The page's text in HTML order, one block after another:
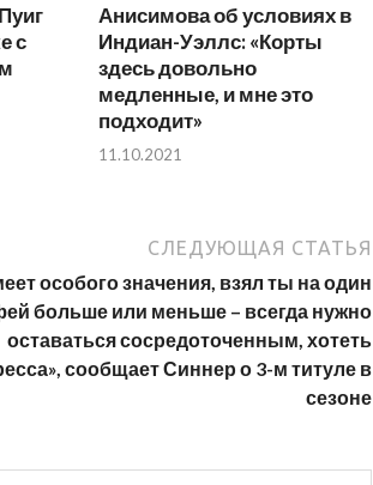
с
Анисимова об условиях в
Индиан-Уэллс: «Корты
здесь довольно
медленные, и мне это
подходит»
11.10.2021
СЛЕДУЮЩАЯ СТАТЬЯ
особого значения, взял ты на один
больше или меньше – всегда нужно
оставаться сосредоточенным, хотеть
сообщает Синнер о 3-м титуле в
сезоне